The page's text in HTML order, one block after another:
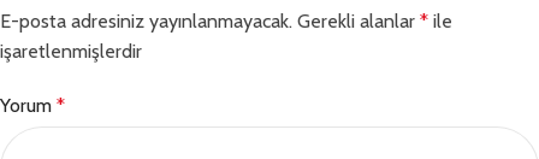
E-posta adresiniz yayınlanmayacak. Gerekli alanlar * ile
işaretlenmişlerdir
Yorum *